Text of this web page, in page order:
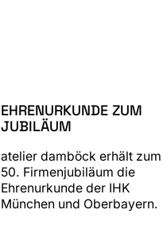
EHRENURKUNDE ZUM
JUBILÄUM
atelier damböck erhält zum
50. Firmenjubiläum die
Ehrenurkunde der IHK
München und Oberbayern.